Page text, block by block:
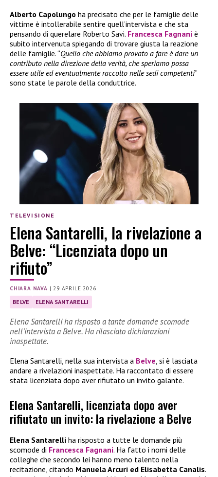
Alberto Capolungo ha precisato che per le famiglie delle
vittime è intollerabile sentire quell’intervista e che sta
pensando di querelare Roberto Savi. Francesca Fagnani è
subito intervenuta spiegando di trovare giusta la reazione
delle famiglie. “Quello che abbiamo provato a fare è dare un
contributo nella direzione della verità, che speriamo possa
essere utile ed eventualmente raccolto nelle sedi competenti”
sono state le parole della conduttrice.
TELEVISIONE
Elena Santarelli, la rivelazione a
Belve: “Licenziata dopo un
rifiuto”
CHIARA NAVA |29 APRILE 2026
BELVE ELENA SANTARELLI
Elena Santarelli ha risposto a tante domande scomode
nell’intervista a Belve. Ha rilasciato dichiarazioni
inaspettate.
Elena Santarelli, nella sua intervista a Belve , si è lasciata
andare a rivelazioni inaspettate. Ha raccontato di essere
stata licenziata dopo aver rifiutato un invito galante.
Elena Santarelli, licenziata dopo aver
rifiutato un invito: la rivelazione a Belve
Elena Santarelli ha risposto a tutte le domande più
scomode di Francesca Fagnani. Ha fatto i nomi delle
colleghe che secondo lei hanno meno talento nella
recitazione, citando Manuela Arcuri ed Elisabetta Canalis.